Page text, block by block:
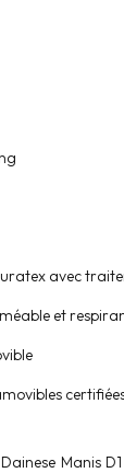
avec
et
Manis